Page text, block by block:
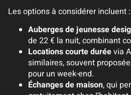
Les options à considérer incluent :
Auberges de jeunesse
de 22 € la nuit, combinant
Locations courte duréevia
similaires, souvent
pour un week-end.
Échanges de maison, qui